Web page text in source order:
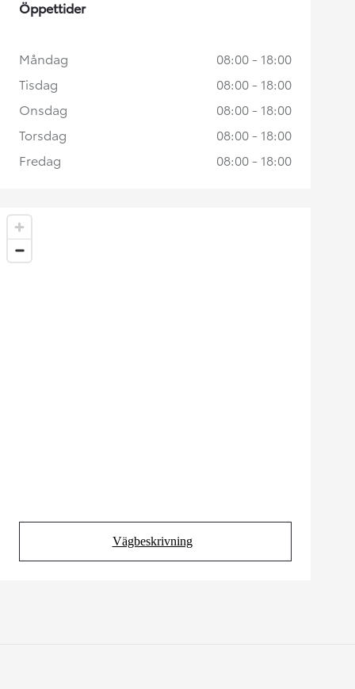
Vägbeskrivning
(Opens in new tab)
Öppettider
Måndag
08:00 - 18:00
Tisdag
08:00 - 18:00
Onsdag
08:00 - 18:00
Torsdag
08:00 - 18:00
Fredag
08:00 - 18:00